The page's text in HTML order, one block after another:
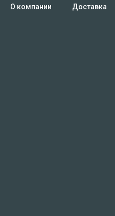
О компании Доставка